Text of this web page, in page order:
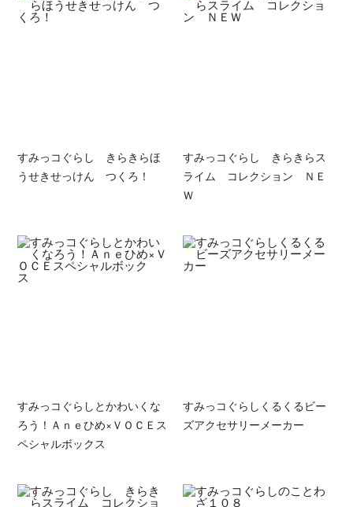
すみっコぐらし きらきらほ
うせきせっけん つくろ！
すみっコぐらし きらきらス
ライム コレクション ＮＥ
Ｗ
すみっコぐらしとかわいくな
ろう！Ａｎｅひめ×ＶＯＣＥス
ペシャルボックス
すみっコぐらしくるくるビー
ズアクセサリーメーカー